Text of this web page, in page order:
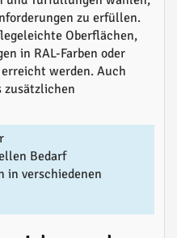
zu erfüllen.
Oberflächen,
in RAL-Farben oder
werden. Auch
zusätzlichen
Bedarf
in verschiedenen